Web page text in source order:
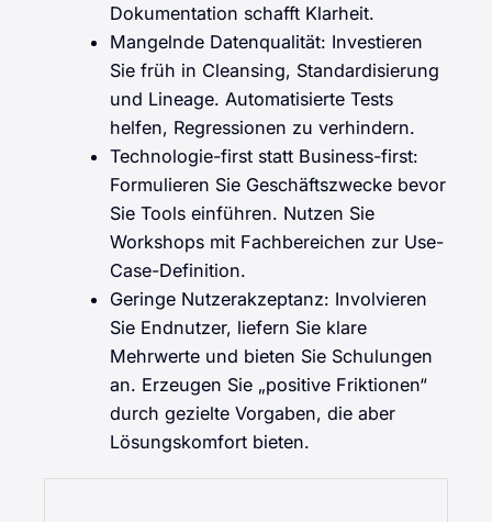
Dokumentation schafft Klarheit.
Mangelnde Datenqualität: Investieren
Sie früh in Cleansing, Standardisierung
und Lineage. Automatisierte Tests
helfen, Regressionen zu verhindern.
Technologie-first statt Business-first:
Formulieren Sie Geschäftszwecke bevor
Sie Tools einführen. Nutzen Sie
Workshops mit Fachbereichen zur Use-
Case-Definition.
Geringe Nutzerakzeptanz: Involvieren
Sie Endnutzer, liefern Sie klare
Mehrwerte und bieten Sie Schulungen
an. Erzeugen Sie „positive Friktionen“
durch gezielte Vorgaben, die aber
Lösungskomfort bieten.